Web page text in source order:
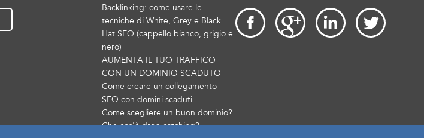
Backlinking: come usare le
tecniche di White, Grey e Black
Hat SEO (cappello bianco, grigio e
nero)
AUMENTA IL TUO TRAFFICO
CON UN DOMINIO SCADUTO
Come creare un collegamento
SEO con domini scaduti
Come scegliere un buon dominio?
Che cos'è drop catching?